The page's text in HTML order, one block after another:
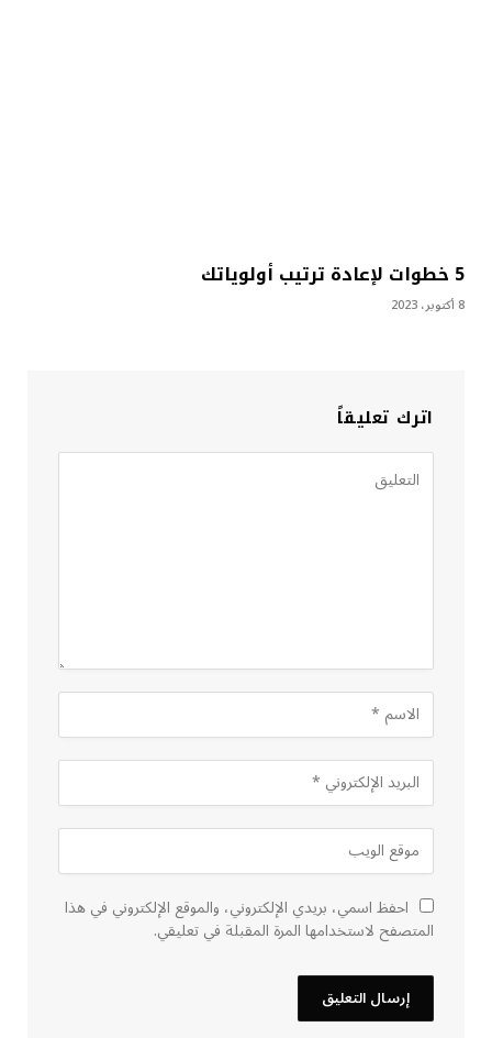
5 خطوات لإعادة ترتيب أولوياتك
8 أكتوبر، 2023
اترك تعليقاً
احفظ اسمي، بريدي الإلكتروني، والموقع الإلكتروني في هذا
المتصفح لاستخدامها المرة المقبلة في تعليقي.